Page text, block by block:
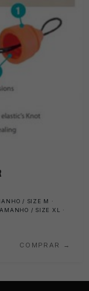
/ SIZE M ·
/ SIZE XL ·
COMPRAR